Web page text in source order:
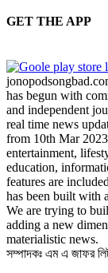
GET THE APP
has begun with
and independent
real time news
from 10th Mar
entertainment,
education,
features are
has been built with
We are trying to
adding a new
materialistic news.
সম্পাদকঃ এম এ জাফর